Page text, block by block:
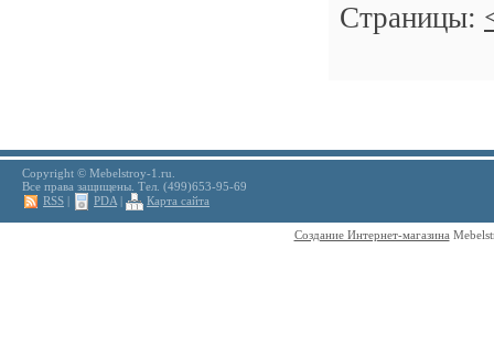
Страницы:
Copyright © Mebelstroy-1.ru.
Все права защищены. Тел. (499)653-95-69
RSS | PDA | Карта сайта
Создание Интернет-магазина